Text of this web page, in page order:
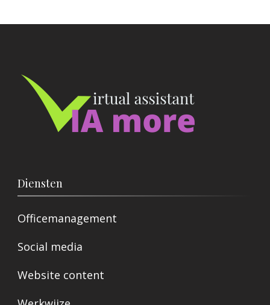
Diensten
Officemanagement
Social media
Website content